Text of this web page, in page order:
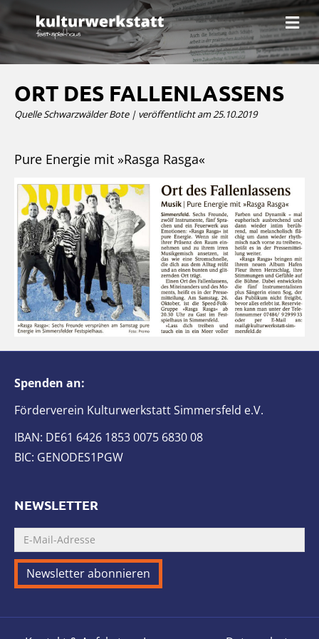
N
a
v
i
ORT DES FALLENLASSENS
Quelle Schwarzwälder Bote | veröffentlicht am 25.10.2019
Pure Energie mit »Rasga Rasga«
Spenden an:
Förderverein Kulturwerkstatt Simmersfeld e.V.
IBAN: DE61 6426 1853 0075 6830 08
BIC: GENODES1PGW
NEWSLETTER